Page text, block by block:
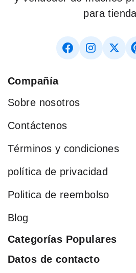
para
Compañía
Sobre nosotros
Contáctenos
Términos y condiciones
política de privacidad
Politica de reembolso
Blog
Categorías Populares
Datos de contacto